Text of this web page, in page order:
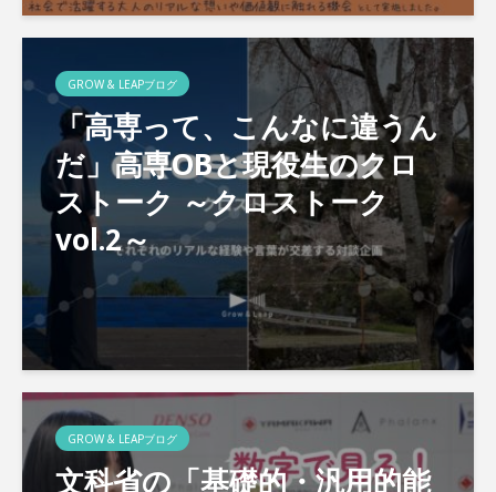
GROW & LEAPブログ
「高専って、こんなに違うん
だ」高専OBと現役生のクロ
ストーク ～クロストーク
vol.2～
GROW & LEAPブログ
文科省の「基礎的・汎用的能